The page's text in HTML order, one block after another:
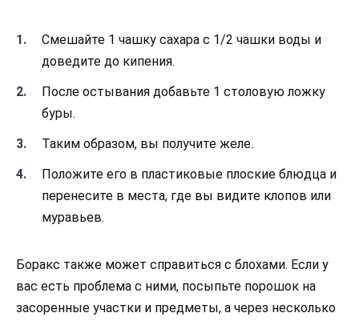
Смешайте 1 чашку сахара с 1/2 чашки воды и
доведите до кипения.
После остывания добавьте 1 столовую ложку
буры.
Таким образом, вы получите желе.
Положите его в пластиковые плоские блюдца и
перенесите в места, где вы видите клопов или
муравьев.
Боракс также может справиться с блохами. Если у
вас есть проблема с ними, посыпьте порошок на
засоренные участки и предметы, а через несколько